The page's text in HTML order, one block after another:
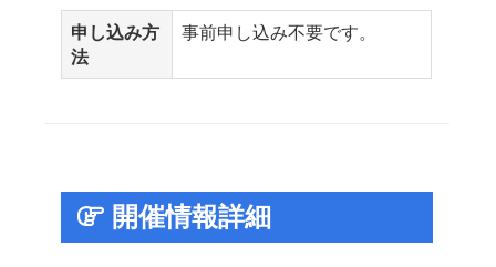
申し込み方
法
事前申し込み不要です。
開催情報詳細